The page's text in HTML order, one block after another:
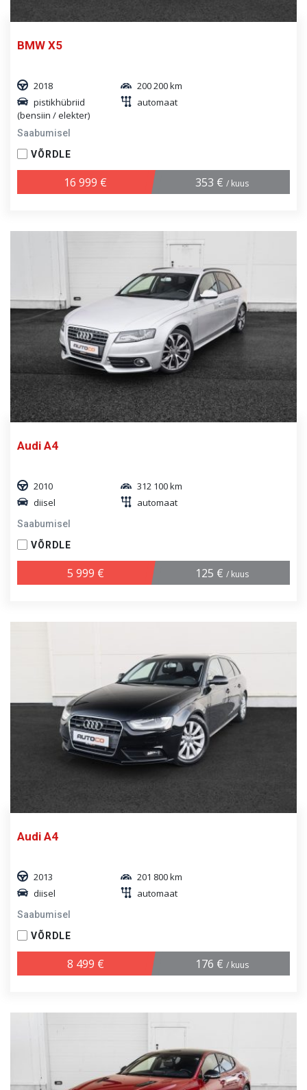
BMW X5
2018
200 200 km
pistikhübriid
(bensiin / elekter)
automaat
Saabumisel
VÕRDLE
16 999 € 353 € / kuus
Audi A4
2010
312 100 km
diisel
automaat
Saabumisel
VÕRDLE
5 999 € 125 € / kuus
Audi A4
2013
201 800 km
diisel
automaat
Saabumisel
VÕRDLE
8 499 € 176 € / kuus